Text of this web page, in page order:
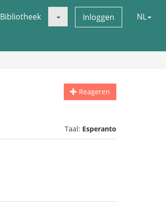
Bibliotheek Inloggen NL
Reageren
Taal: Esperanto